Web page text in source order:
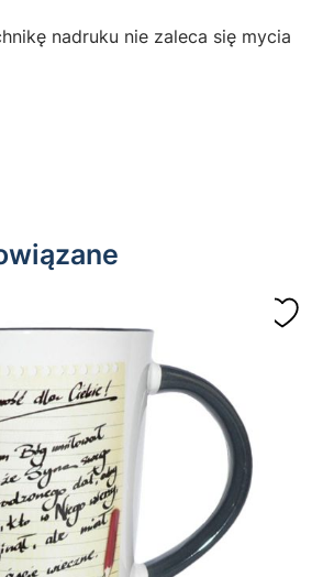
nadruku nie zaleca się mycia